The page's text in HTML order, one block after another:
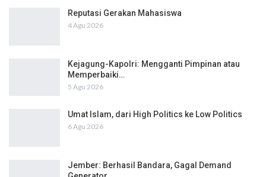
Reputasi Gerakan Mahasiswa
4 Agu 2026
Kejagung-Kapolri: Mengganti Pimpinan atau
Memperbaiki…
5 Agu 2026
Umat Islam, dari High Politics ke Low Politics
6 Agu 2026
Jember: Berhasil Bandara, Gagal Demand